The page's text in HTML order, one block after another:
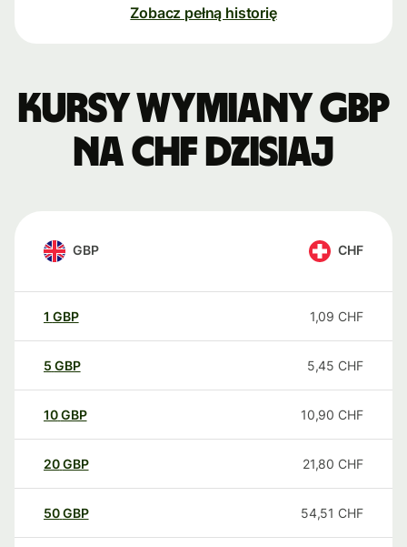
Zobacz pełną historię
Kursy wymiany GBP
na CHF dzisiaj
GBP CHF
1 GBP 1,09 CHF
5 GBP 5,45 CHF
10GBP 10,90 CHF
20GBP 21,80 CHF
50GBP 54,51 CHF